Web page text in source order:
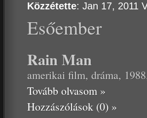
Közzétette: Jan 17, 2011
Esőember
Rain Man
amerikai film, dráma,
Tovább olvasom »
Hozzászólások (0) »